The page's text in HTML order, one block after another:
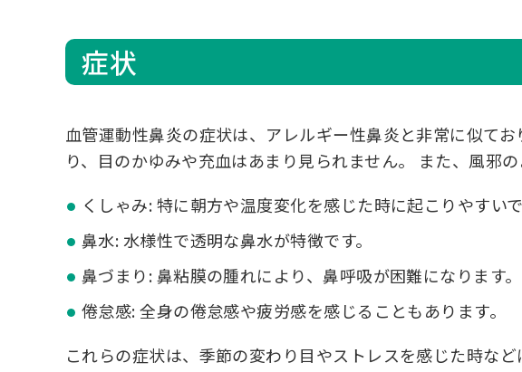
症状
血管運動性鼻炎の症状は、アレルギー性鼻炎と非常に似て
り、目のかゆみや充血はあまり見られません。 また、風邪
くしゃみ: 特に朝方や温度変化を感じた時に起こりやすいで
鼻水: 水様性で透明な鼻水が特徴です。
鼻づまり: 鼻粘膜の腫れにより、鼻呼吸が困難になります。
倦怠感: 全身の倦怠感や疲労感を感じることもあります。
これらの症状は、季節の変わり目やストレスを感じた時など